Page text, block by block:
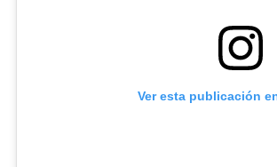
Ver esta publicación